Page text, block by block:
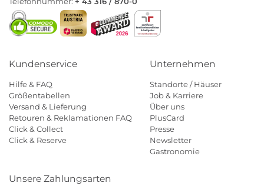
Kundenservice
Hilfe & FAQ
Größentabellen
Versand & Lieferung
Retouren & Reklamationen FAQ
Click & Collect
Click & Reserve
Unternehmen
Standorte / Häuser
Job & Karriere
Über uns
PlusCard
Presse
Newsletter
Gastronomie
Unsere Zahlungsarten